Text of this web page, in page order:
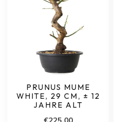
PRUNUS MUME
WHITE, 29 CM, ± 12
JAHRE ALT